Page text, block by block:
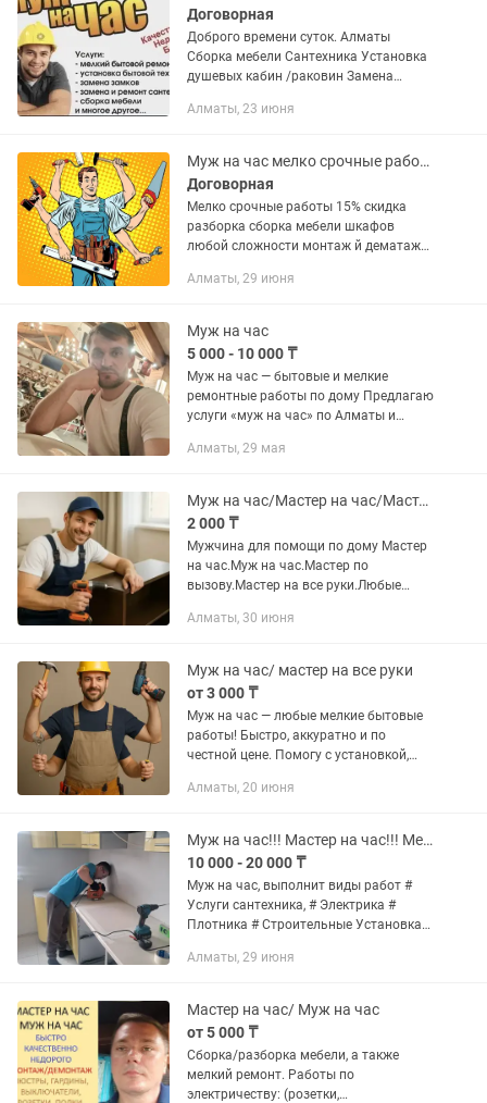
Договорная
Доброго времени суток. Алматы
Сборка мебели Сантехника Установка
душевых кабин /раковин Замена
Устранение течи Работа с трубами /
Алматы, 23 июня
Муж на час мелко срочные работы
Договорная
Мелко срочные работы 15% скидка
разборка сборка мебели шкафов
любой сложности монтаж й дематаж
подключение стиральных машин
баны...
Алматы, 29 июня
Муж на час
5 000 - 10 000 ₸
Муж на час — бытовые и мелкие
ремонтные работы по дому Предлагаю
услуги «муж на час» по Алматы и
лишних разговоров помогу решить
ремонт.мусор...
Алматы, 29 мая
Муж на час/Мастер на час/Мастер по вызову/Мастер на все руки
2 000 ₸
Мужчина для помощи по дому Мастер
на час.Муж на час.Мастер по
вызову.Мастер на все руки.Любые
Звоните Пишите В Любое Время Суток
Алматы, 30 июня
Муж на час/ мастер на все руки
от 3 000 ₸
Муж на час — любые мелкие бытовые
работы! Быстро, аккуратно и по
честной цене. Помогу с установкой,
домашних задач. Выезд в удобное
Алматы, 20 июня
Муж на час!!! Мастер на час!!! Мелкосрочные работы! По Алматы и пригороде,
10 000 - 20 000 ₸
Муж на час, выполнит виды работ #
Услуги сантехника, # Электрика #
Плотника # Строительные Установка
смесителей, замков и р замена
Алматы, 29 июня
Мастер на час/ Муж на час
от 5 000 ₸
Сборка/разборка мебели, а также
мелкий ремонт. Работы по
электричеству: (розетки,